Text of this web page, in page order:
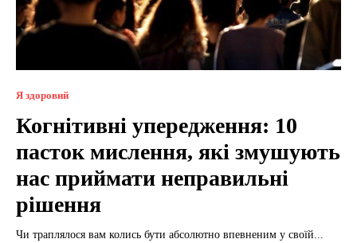
Я здоровий
Когнітивні упередження: 10
пасток мислення, які змушують
нас приймати неправильні
рішення
Чи траплялося вам колись бути абсолютно впевненим у своїй...